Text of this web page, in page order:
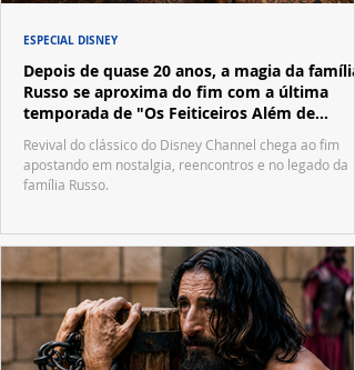
Depois de quase 20 anos, a magia da família
Russo se aproxima do fim com a última
temporada de "Os Feiticeiros Além de
Waverly Place"
Revival do clássico do Disney Channel chega ao fim
apostando em nostalgia, reencontros e no legado da
família Russo.
ESPECIAL DISNEY